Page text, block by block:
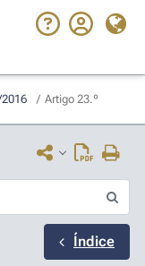
/ Artigo 23.º
Índice